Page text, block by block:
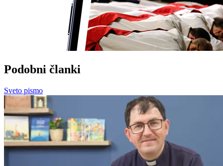
Podobni članki
Sveto pismo